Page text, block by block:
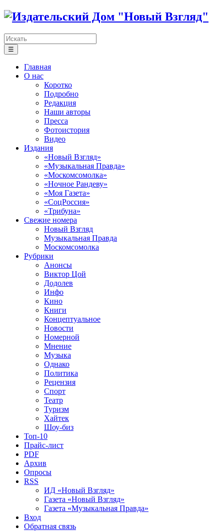
☰
Главная
О нас
Коротко
Подробно
Редакция
Наши авторы
Пресса
Фотоистория
Видео
Издания
«Новый Взгляд»
«Музыкальная Правда»
«Москомсомолка»
«Ночное Рандеву»
«Моя Газета»
«СоцРоссия»
«Трибуна»
Свежие номера
Новый Взгляд
Музыкальная Правда
Москомсомолка
Рубрики
Анонсы
Виктор Цой
Додолев
Инфо
Кино
Книги
Концептуальное
Новости
Номерной
Мнение
Музыка
Однако
Политика
Рецензия
Спорт
Театр
Туризм
Хайтек
Шоу-биз
Топ-10
Прайс-лист
PDF
Архив
Опросы
RSS
ИД «Новый Взгляд»
Газета «Новый Взгляд»
Газета «Музыкальная Правда»
Вход
Обратная связь